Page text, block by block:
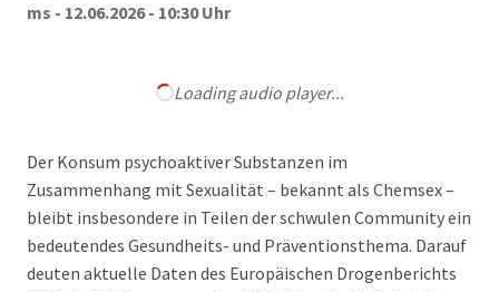
ms - 12.06.2026 - 10:30 Uhr
Loading audio player...
Der Konsum psychoaktiver Substanzen im
Zusammenhang mit Sexualität – bekannt als Chemsex –
bleibt insbesondere in Teilen der schwulen Community ein
bedeutendes Gesundheits- und Präventionsthema. Darauf
deuten aktuelle Daten des Europäischen Drogenberichts